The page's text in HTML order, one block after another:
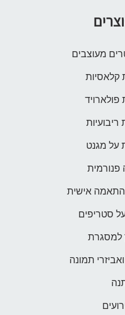
קלאסיות
על מגנט
אישית
סטריפים
למסגרת
תמונה